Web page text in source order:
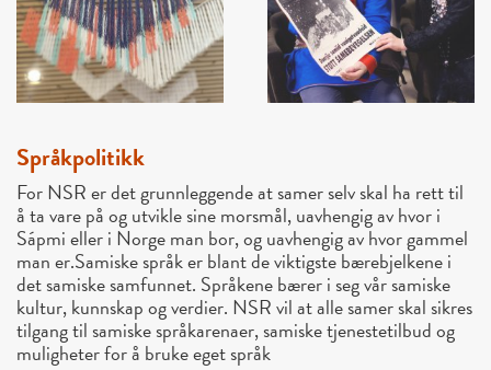
Språkpolitikk
For NSR er det grunnleggende at samer selv skal ha rett til
å ta vare på og utvikle sine morsmål, uavhengig av hvor i
Sápmi eller i Norge man bor, og uavhengig av hvor gammel
man er.Samiske språk er blant de viktigste bærebjelkene i
det samiske samfunnet. Språkene bærer i seg vår samiske
kultur, kunnskap og verdier. NSR vil at alle samer skal sikres
tilgang til samiske språkarenaer, samiske tjenestetilbud og
muligheter for å bruke eget språk